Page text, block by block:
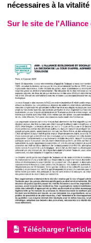
nécessaires à la
Sur le site de
Télécharger